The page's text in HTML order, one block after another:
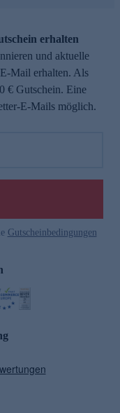
erhalten
und aktuelle
Mail erhalten. Als
€ Gutschein. Eine
E-Mails möglich.
Gutscheinbedingungen